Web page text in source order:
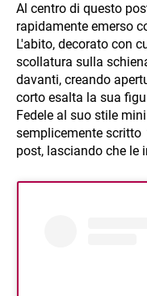
Al centro di questo
rapidamente emerso
L'abito, decorato con
scollatura sulla
davanti, creando
corto esalta la sua
Fedele al suo stile
semplicemente scritto
post, lasciando che le